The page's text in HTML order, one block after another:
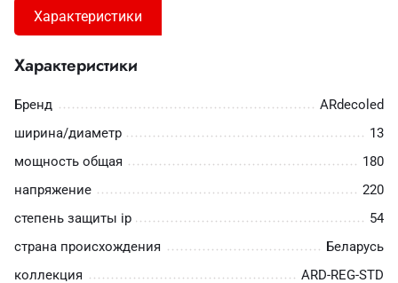
Характеристики
Характеристики
Бренд
ARdecoled
ширина/диаметр
13
мощность общая
180
напряжение
220
степень защиты ip
54
страна происхождения
Беларусь
коллекция
ARD-REG-STD